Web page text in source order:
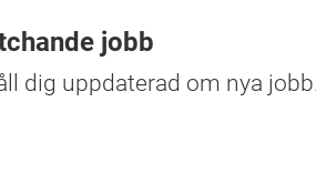
jobb
dig uppdaterad om nya jobb.